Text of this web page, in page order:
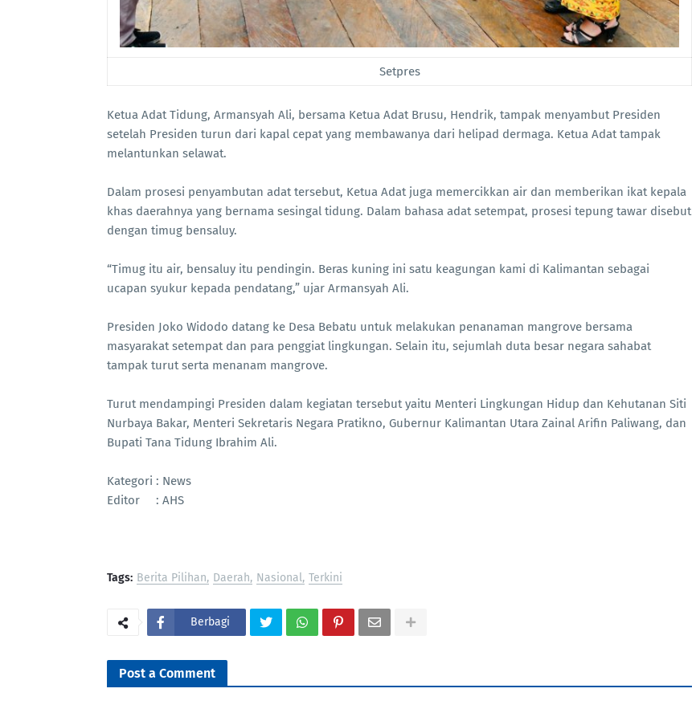
Setpres
Ketua Adat Tidung, Armansyah Ali, bersama Ketua Adat Brusu, Hendrik, tampak menyambut Presiden
setelah Presiden turun dari kapal cepat yang membawanya dari helipad dermaga. Ketua Adat tampak
melantunkan selawat.
Dalam prosesi penyambutan adat tersebut, Ketua Adat juga memercikkan air dan memberikan ikat kepala
khas daerahnya yang bernama sesingal tidung. Dalam bahasa adat setempat, prosesi tepung tawar disebut
dengan timug bensaluy.
“Timug itu air, bensaluy itu pendingin. Beras kuning ini satu keagungan kami di Kalimantan sebagai
ucapan syukur kepada pendatang,” ujar Armansyah Ali.
Presiden Joko Widodo datang ke Desa Bebatu untuk melakukan penanaman mangrove bersama
masyarakat setempat dan para penggiat lingkungan. Selain itu, sejumlah duta besar negara sahabat
tampak turut serta menanam mangrove.
Turut mendampingi Presiden dalam kegiatan tersebut yaitu Menteri Lingkungan Hidup dan Kehutanan Siti
Nurbaya Bakar, Menteri Sekretaris Negara Pratikno, Gubernur Kalimantan Utara Zainal Arifin Paliwang, dan
Bupati Tana Tidung Ibrahim Ali.
Kategori : News
Editor : AHS
Tags: Berita Pilihan Daerah Nasional Terkini
Berbagi
Post a Comment